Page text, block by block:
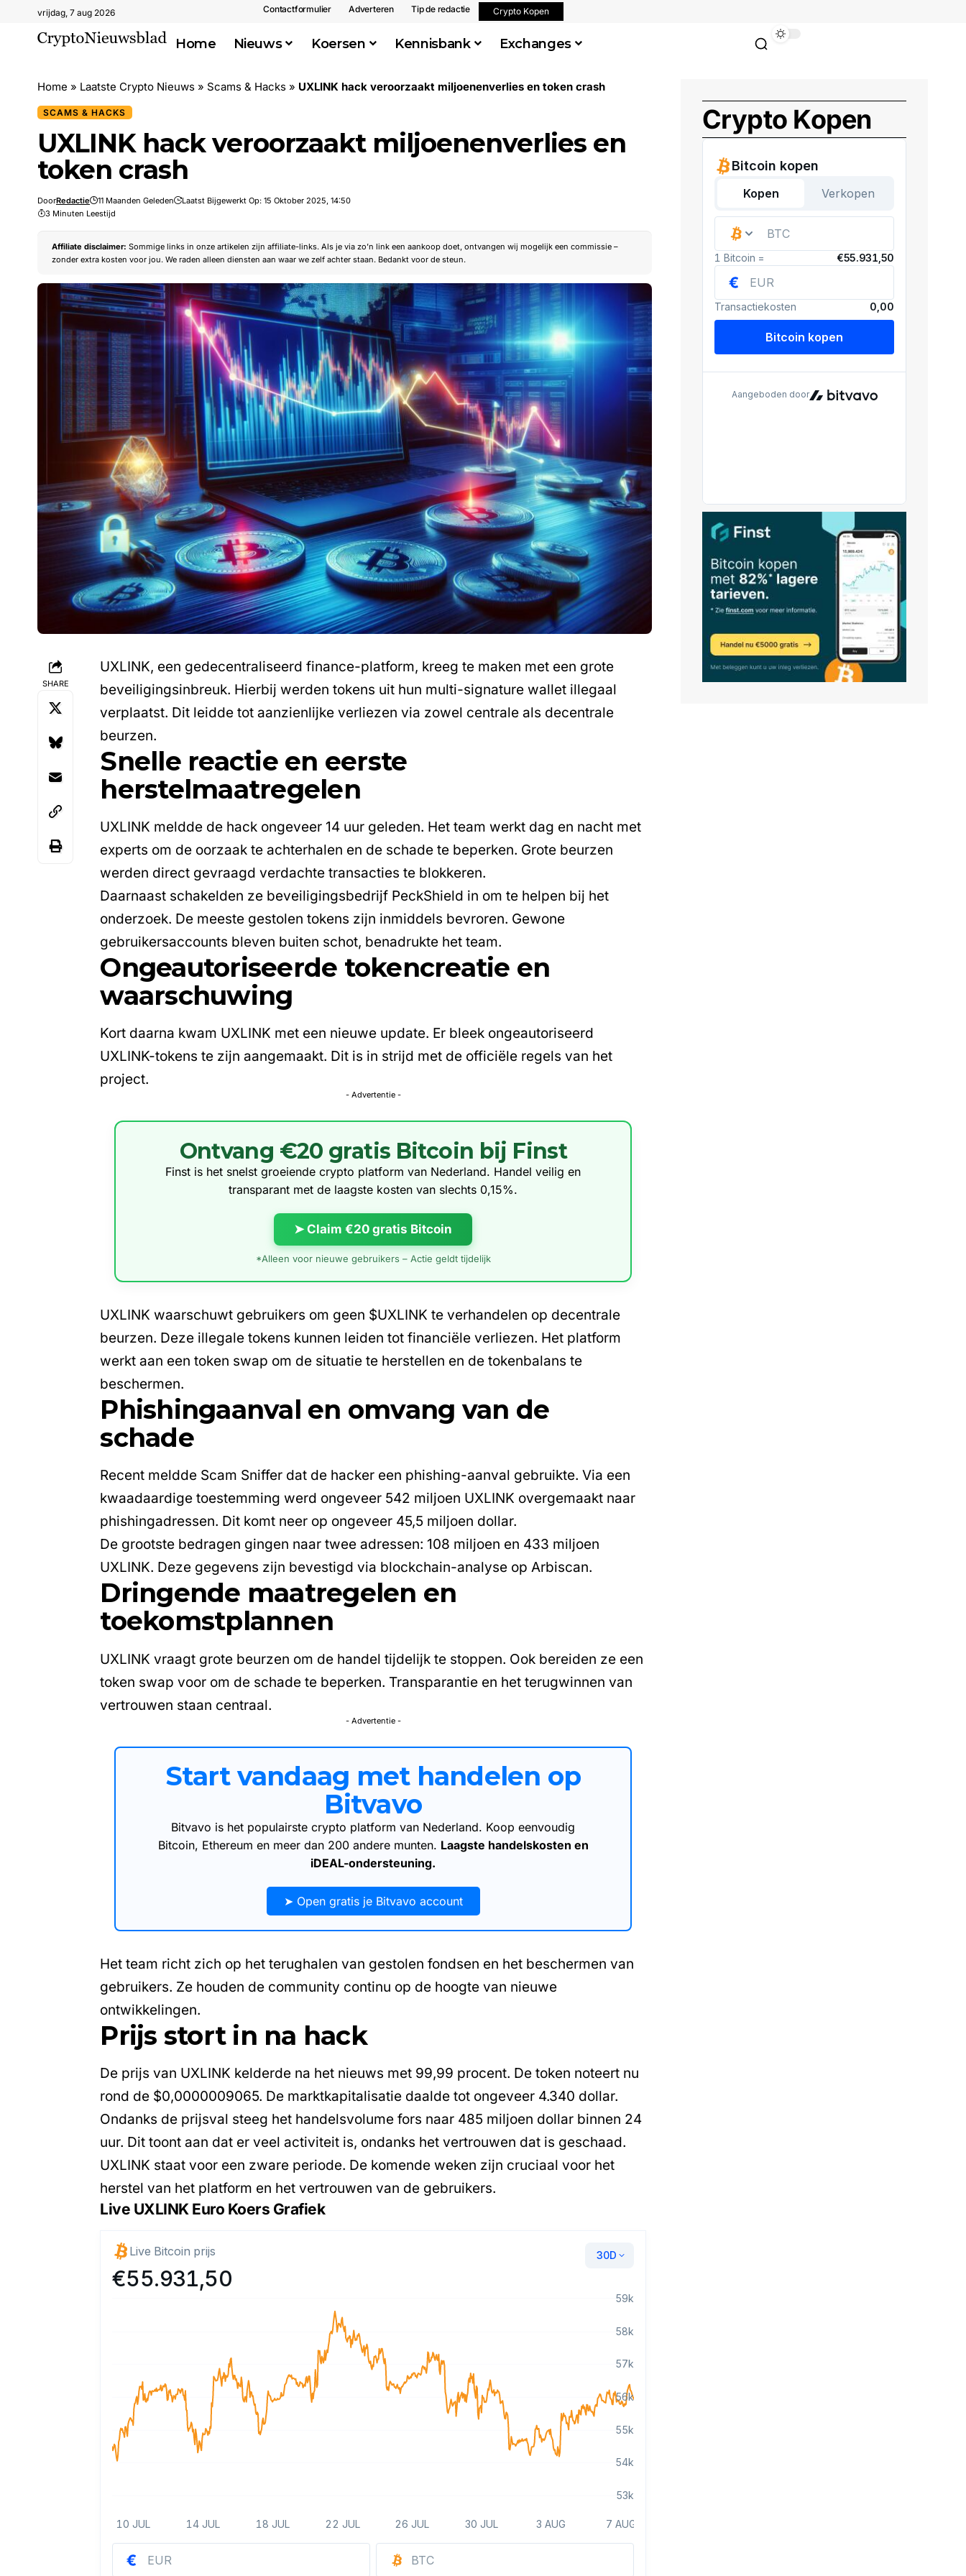
vrijdag, 7 aug 2026 Contactformulier Adverteren Tip de redactie Crypto Kopen
Home Nieuws Koersen Kennisbank Exchanges
Home » Laatste Crypto Nieuws » Scams & Hacks » UXLINK hack veroorzaakt miljoenenverlies en token crash
SCAMS & HACKS
UXLINK hack veroorzaakt miljoenenverlies en
token crash
DoorRedactie 11 Maanden Geleden
Laatst Bijgewerkt Op: 15 Oktober 2025, 14:50
3 Minuten Leestijd
Affiliate disclaimer: Sommige links in onze artikelen zijn affiliate-links. Als je via zo’n link een aankoop doet, ontvangen wij mogelijk een commissie –
zonder extra kosten voor jou. We raden alleen diensten aan waar we zelf achter staan. Bedankt voor de steun.
SHARE
UXLINK, een gedecentraliseerd finance-platform, kreeg te maken met een grote
beveiligingsinbreuk. Hierbij werden tokens uit hun multi-signature wallet illegaal
verplaatst. Dit leidde tot aanzienlijke verliezen via zowel centrale als decentrale
beurzen.
Snelle reactie en eerste
herstelmaatregelen
UXLINK meldde de hack ongeveer 14 uur geleden. Het team werkt dag en nacht met
experts om de oorzaak te achterhalen en de schade te beperken. Grote beurzen
werden direct gevraagd verdachte transacties te blokkeren.
Daarnaast schakelden ze beveiligingsbedrijf PeckShield in om te helpen bij het
onderzoek. De meeste gestolen tokens zijn inmiddels bevroren. Gewone
gebruikersaccounts bleven buiten schot, benadrukte het team.
Ongeautoriseerde tokencreatie en
waarschuwing
Kort daarna kwam UXLINK met een nieuwe update. Er bleek ongeautoriseerd
UXLINK-tokens te zijn aangemaakt. Dit is in strijd met de officiële regels van het
project.
- Advertentie -
Ontvang €20 gratis Bitcoin bij Finst
Finst is het snelst groeiende crypto platform van Nederland. Handel veilig en
transparant met de laagste kosten van slechts 0,15%.
➤ Claim €20 gratis Bitcoin
*Alleen voor nieuwe gebruikers – Actie geldt tijdelijk
UXLINK waarschuwt gebruikers om geen $UXLINK te verhandelen op decentrale
beurzen. Deze illegale tokens kunnen leiden tot financiële verliezen. Het platform
werkt aan een token swap om de situatie te herstellen en de tokenbalans te
beschermen.
Phishingaanval en omvang van de
schade
Recent meldde Scam Sniffer dat de hacker een phishing-aanval gebruikte. Via een
kwaadaardige toestemming werd ongeveer 542 miljoen UXLINK overgemaakt naar
phishingadressen. Dit komt neer op ongeveer 45,5 miljoen dollar.
De grootste bedragen gingen naar twee adressen: 108 miljoen en 433 miljoen
UXLINK. Deze gegevens zijn bevestigd via blockchain-analyse op Arbiscan.
Dringende maatregelen en
toekomstplannen
UXLINK vraagt grote beurzen om de handel tijdelijk te stoppen. Ook bereiden ze een
token swap voor om de schade te beperken. Transparantie en het terugwinnen van
vertrouwen staan centraal.
- Advertentie -
Start vandaag met handelen op
Bitvavo
Bitvavo is het populairste crypto platform van Nederland. Koop eenvoudig
Bitcoin, Ethereum en meer dan 200 andere munten. Laagste handelskosten en
iDEAL-ondersteuning.
➤ Open gratis je Bitvavo account
Het team richt zich op het terughalen van gestolen fondsen en het beschermen van
gebruikers. Ze houden de community continu op de hoogte van nieuwe
ontwikkelingen.
Prijs stort in na hack
De prijs van UXLINK kelderde na het nieuws met 99,99 procent. De token noteert nu
rond de $0,0000009065. De marktkapitalisatie daalde tot ongeveer 4.340 dollar.
Ondanks de prijsval steeg het handelsvolume fors naar 485 miljoen dollar binnen 24
uur. Dit toont aan dat er veel activiteit is, ondanks het vertrouwen dat is geschaad.
UXLINK staat voor een zware periode. De komende weken zijn cruciaal voor het
herstel van het platform en het vertrouwen van de gebruikers.
Live UXLINK Euro Koers Grafiek
Crypto Kopen